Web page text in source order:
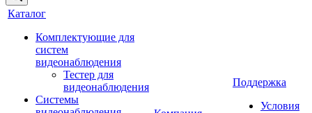
Каталог
Комплектующие для
систем
видеонаблюдения
Тестер для
видеонаблюдения
Системы
Поддержка
Условия